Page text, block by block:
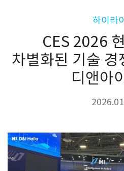
하이라
CES 2026
차별화된 기술
디앤아